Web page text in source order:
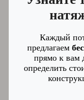
Каждый
предлагаем
прямо к вам
определить